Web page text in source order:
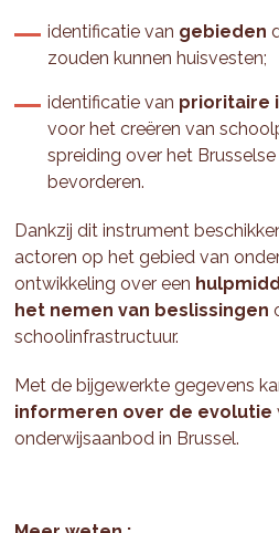
identificatie van gebieden
zouden kunnen huisvesten;
identificatie van prioritaire
voor het creëren van
spreiding over het
bevorderen.
Dankzij dit instrument
actoren op het gebied van
ontwikkeling over een
het nemen van beslissingen
schoolinfrastructuur.
Met de bijgewerkte gegevens
informeren over de evolutie
onderwijsaanbod in Brussel.